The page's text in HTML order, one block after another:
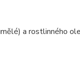
a rostlinného